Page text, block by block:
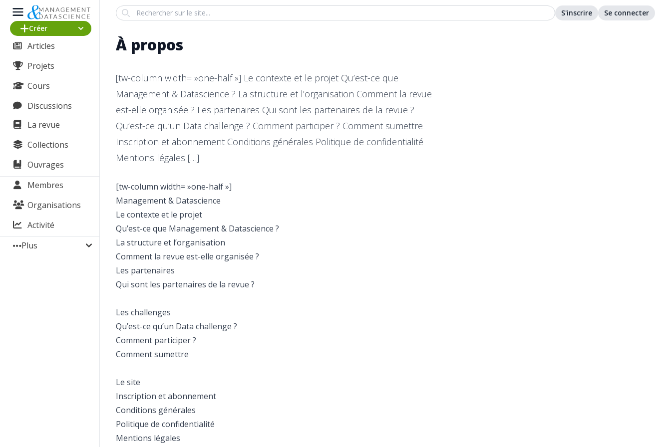
Créer
Articles
Projets
Cours
Discussions
La revue
Collections
Ouvrages
Membres
Organisations
Activité
Plus
Search S'inscrire Se connecter
À propos
[tw-column width= »one-half »] Le contexte et le projet Qu’est-ce que
Management & Datascience ? La structure et l’organisation Comment la revue
est-elle organisée ? Les partenaires Qui sont les partenaires de la revue ?
Qu’est-ce qu’un Data challenge ? Comment participer ? Comment sumettre
Inscription et abonnement Conditions générales Politique de confidentialité
Mentions légales […]
[tw-column width= »one-half »]
Management & Datascience
Le contexte et le projet
Qu’est-ce que Management & Datascience ?
La structure et l’organisation
Comment la revue est-elle organisée ?
Les partenaires
Qui sont les partenaires de la revue ?
Les challenges
Qu’est-ce qu’un Data challenge ?
Comment participer ?
Comment sumettre
Le site
Inscription et abonnement
Conditions générales
Politique de confidentialité
Mentions légales